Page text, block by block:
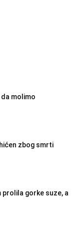
molimo
zbog smrti
gorke suze, a